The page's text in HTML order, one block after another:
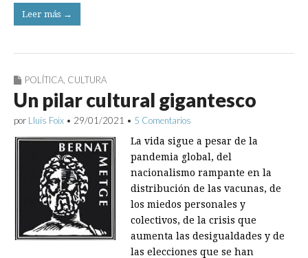
Leer más →
POLÍTICA CULTURA
Un pilar cultural gigantesco
por Lluís Foix • 29/01/2021 • 5 Comentarios
La vida sigue a pesar de la
pandemia global, del
nacionalismo rampante en la
distribución de las vacunas, de
los miedos personales y
colectivos, de la crisis que
aumenta las desigualdades y de
las elecciones que se han